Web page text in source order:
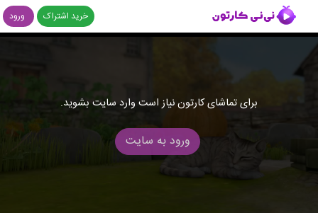
خرید اشتراک ورود
برای تماشای کارتون نیاز است وارد سایت بشوید.
ورود به سایت